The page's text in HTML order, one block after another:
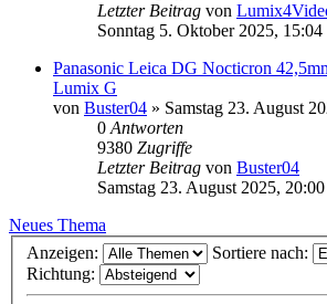
Letzter Beitrag von
Sonntag 5. Oktober 2025, 15:04
Panasonic Leica DG Nocticron
Lumix G
von Buster04 » Samstag 23. August
0 Antworten
9380 Zugriffe
Letzter Beitrag von Buster04
Samstag 23. August 2025, 20:00
Neues Thema
Anzeigen:
Sortiere nach:
Richtung: